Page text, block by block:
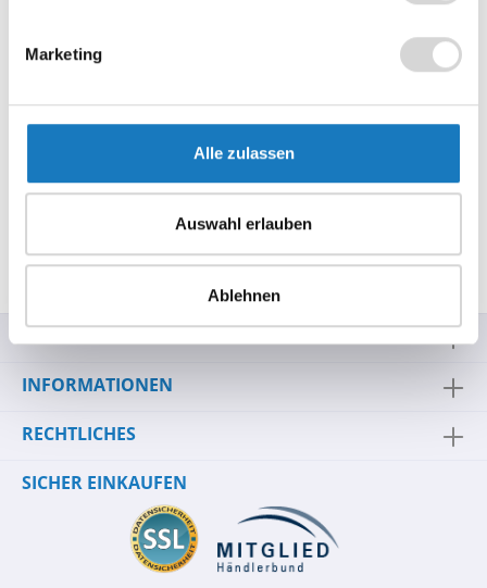
Marketing
Alle zulassen
Auswahl erlauben
Ablehnen
Die SpacePole® Halteplatte für das Ingenico Lane 3600 ist
bei ALLCASH24 in verschiedenen Ausführungen verfügbar.
Wählen…Mehr
Hersteller-Informationen
Bewertungen
INFORMATIONEN
RECHTLICHES
SICHER EINKAUFEN